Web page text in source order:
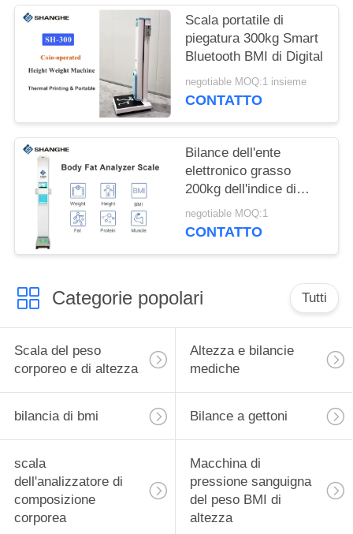
PRIVACY
POLICY
Scala portatile di
piegatura 300kg Smart
Bluetooth BMI di Digital
negotiable MOQ:1 insieme
CONTATTO
Bilance dell'ente
elettronico grasso
200kg dell'indice di
massa corporea 200cm
negotiable MOQ:1
CONTATTO
Categorie popolari Tutti
Scala del peso
corporeo e di altezza
Altezza e bilancie
mediche
bilancia di bmi Bilance a gettoni
scala
dell'analizzatore di
composizione
corporea
Macchina di
pressione sanguigna
del peso BMI di
altezza